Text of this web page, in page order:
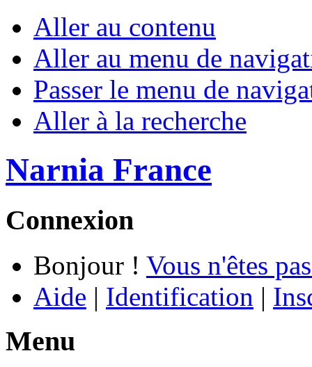
Aller au contenu
Aller au menu de
Passer le menu de
Aller à la recherche
Narnia France
Connexion
Bonjour ! Vous n'êtes
Aide | Identification |
Menu